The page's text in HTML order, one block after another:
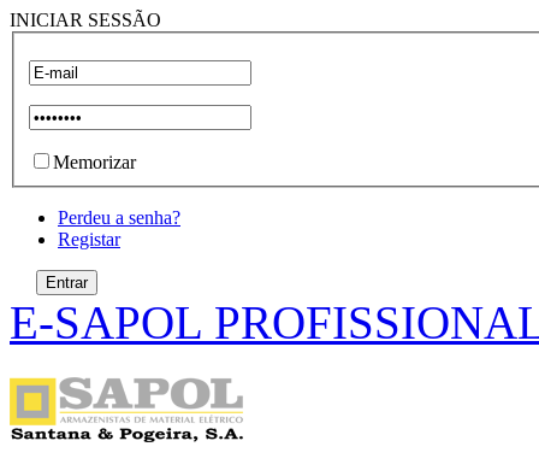
INICIAR SESSÃO
Memorizar
Perdeu a senha?
Registar
E-SAPOL